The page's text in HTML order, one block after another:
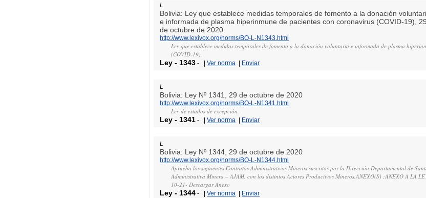
L
Bolivia: Ley que establece medidas temporales de fomento a la donación
e informada de plasma hiperinmune de pacientes con coronavirus (COVID-19), 29
de octubre de 2020
http://www.lexivox.org/norms/BO-L-N1343.html
Ley que establece medidas temporales de fomento a la donación voluntaria e informada de plasma
(COVID-19).
Ley - 1343 - |Ver norma Enviar
L
Bolivia: Ley Nº 1341, 29 de octubre de 2020
http://www.lexivox.org/norms/BO-L-N1341.html
Ley de estados de excepción.
Ley - 1341 - |Ver norma Enviar
L
Bolivia: Ley Nº 1344, 29 de octubre de 2020
http://www.lexivox.org/norms/BO-L-N1344.html
Aprueba los siguientes Contratos Administrativos Mineros suscritos por la Dirección Departamental de
Administrativa Minera – AJAM, con los distintos Actores Productivos Mineros.ANEXO(S) :ANEXO A LA
10-21- Descargar Anexo
Ley - 1344 - |Ver norma Enviar